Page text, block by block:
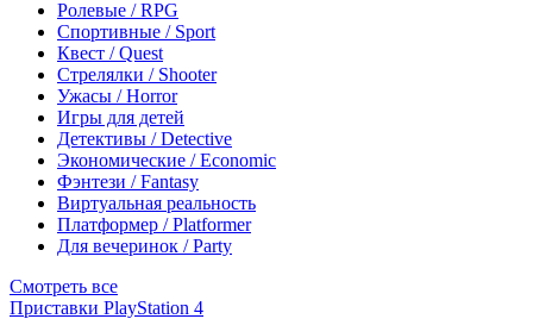
Ролевые / RPG
Спортивные / Sport
Квест / Quest
Стрелялки / Shooter
Ужасы / Horror
Игры для детей
Детективы / Detective
Экономические / Economic
Фэнтези / Fantasy
Виртуальная реальность
Платформер / Platformer
Для вечеринок / Party
Смотреть все
Приставки PlayStation 4